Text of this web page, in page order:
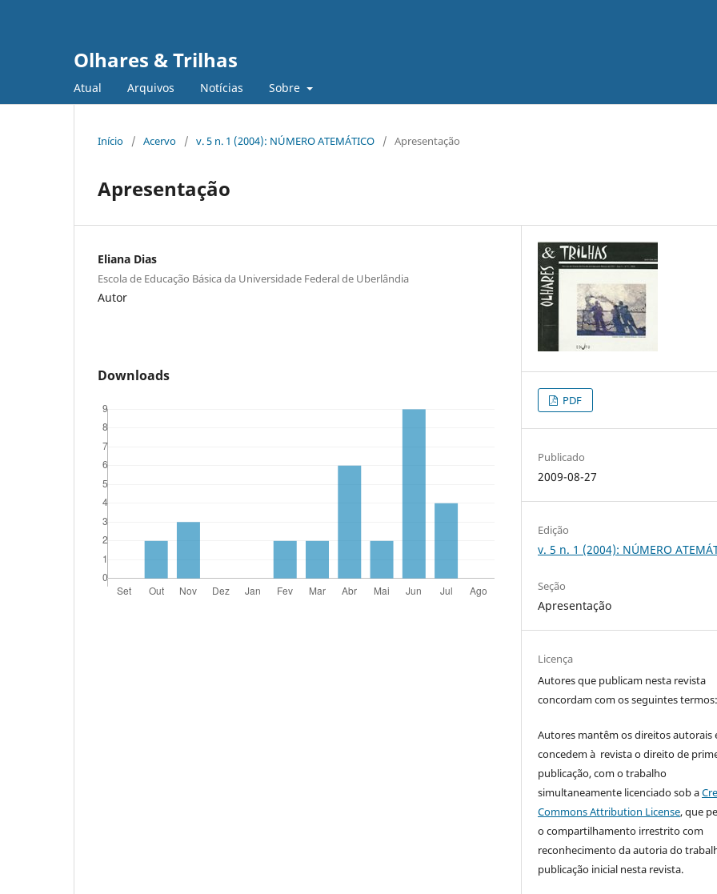
Olhares & Trilhas
Atual Arquivos Notícias Sobre
Início / Acervo / v. 5 n. 1 (2004): NÚMERO ATEMÁTICO / Apresentação
Apresentação
Eliana Dias
Escola de Educação Básica da Universidade Federal de Uberlândia
Autor
Downloads
PDF
Publicado
2009-08-27
Edição
v. 5 n. 1 (2004): NÚMERO
Seção
Apresentação
Licença
Autores que publicam nesta revista
concordam com os seguintes termos:
Autores mantêm os direitos autorais
concedem à revista o direito de
publicação, com o trabalho
simultaneamente licenciado sob a
Commons Attribution License, que
o compartilhamento irrestrito com
reconhecimento da autoria do
publicação inicial nesta revista.